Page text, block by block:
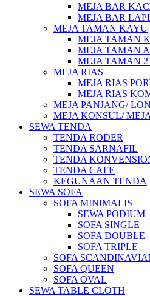
MEJA BAR
MEJA BAR
MEJA TAMAN KAYU
MEJA TAMAN
MEJA TAMAN
MEJA TAMAN 2
MEJA RIAS
MEJA RIAS
MEJA RIAS
MEJA PANJANG/
MEJA KONSUL/
SEWA TENDA
TENDA RODER
TENDA SARNAFIL
TENDA
TENDA CAFE
KEGUNAAN TENDA
SEWA SOFA
SOFA MINIMALIS
SEWA PODIUM
SOFA SINGLE
SOFA DOUBLE
SOFA TRIPLE
SOFA
SOFA QUEEN
SOFA OVAL
SEWA TABLE CLOTH